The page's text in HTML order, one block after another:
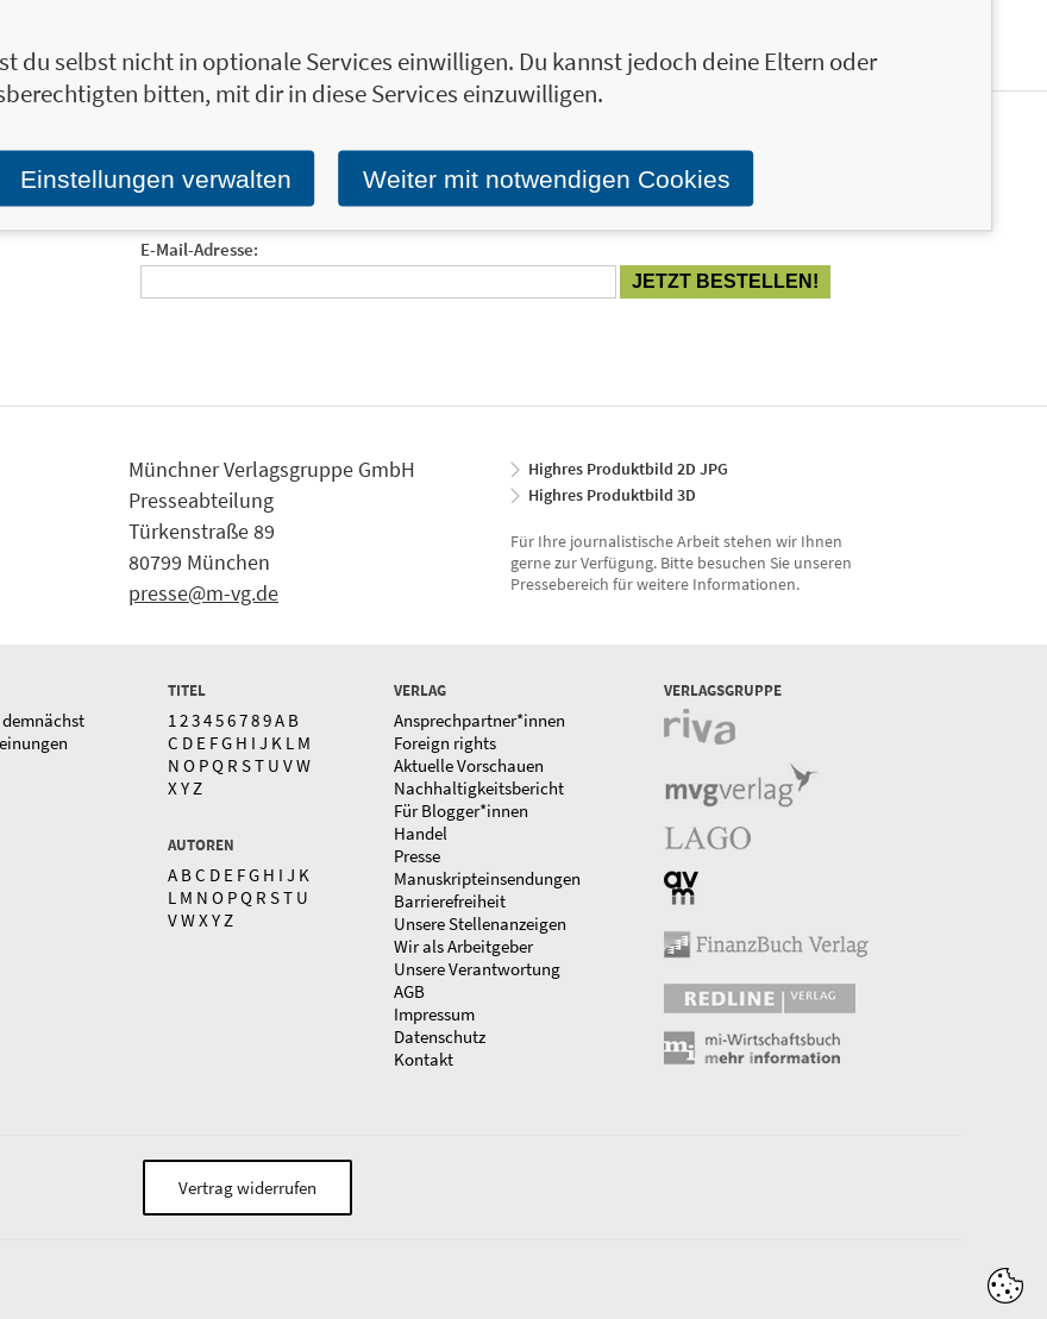
Ja, ich will über interessante Neuerscheinungen und ähnliche Produkte informiert werden.
Wir halten Sie per E-Mail auf dem aktuellen Stand über das Programm der Münchner Verlagsgruppe.
Tragen Sie sich jetzt ein!
E-Mail-Adresse:
Münchner Verlagsgruppe GmbH
Presseabteilung
Türkenstraße 89
80799 München
presse@m-vg.de
Highres Produktbild 2D JPG
Highres Produktbild 3D
Für Ihre journalistische Arbeit stehen wir Ihnen
gerne zur Verfügung. Bitte besuchen Sie unseren
Pressebereich für weitere Informationen.
TITEL
1 23456789A B
C D E FG H I J K L M
N O PQ R ST U VW
X Y Z
AUTOREN
A BC D E FG H I J K
L M N O PQ R ST U
VWX Y Z
VERLAG
Ansprechpartner*innen
Foreign rights
Aktuelle Vorschauen
Nachhaltigkeitsbericht
Für Blogger*innen
Handel
Presse
Manuskripteinsendungen
Barrierefreiheit
Unsere Stellenanzeigen
Wir als Arbeitgeber
Unsere Verantwortung
AGB
Impressum
Datenschutz
Kontakt
VERLAGSGRUPPE
Vertrag widerrufen
du selbst nicht in optionale Services einwilligen. Du kannst jedoch deine Eltern oder
bitten, mit dir in diese Services einzuwilligen.
Einstellungen verwalten Weiter mit notwendigen Cookies